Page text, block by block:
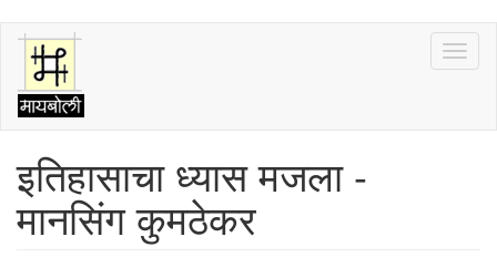
Skip
main
content
इतिहासाचा ध्यास मजला -
मानसिंग कुमठेकर